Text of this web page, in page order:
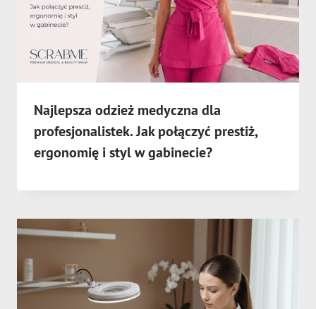
Najlepsza odzież medyczna dla
profesjonalistek. Jak połączyć prestiż,
ergonomię i styl w gabinecie?